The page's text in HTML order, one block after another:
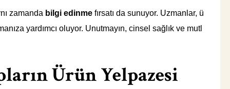
zamanda bilgi edinme fırsatı da sunuyor. Uzmanlar, ü
yardımcı oluyor. Unutmayın, cinsel sağlık ve mutl
Ürün Yelpazesi